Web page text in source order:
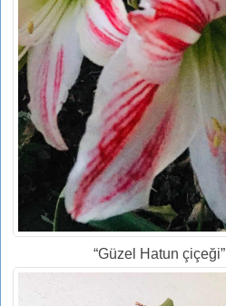
“Güzel Hatun